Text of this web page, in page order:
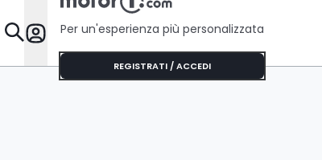
Da Sapere
Per un'esperienza più personalizzata
REGISTRATI / ACCEDI